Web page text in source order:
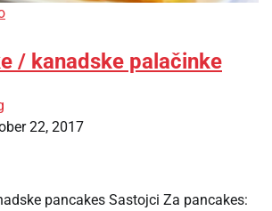
/ kanadske palačinke
22, 2017
pancakes Sastojci Za pancakes: